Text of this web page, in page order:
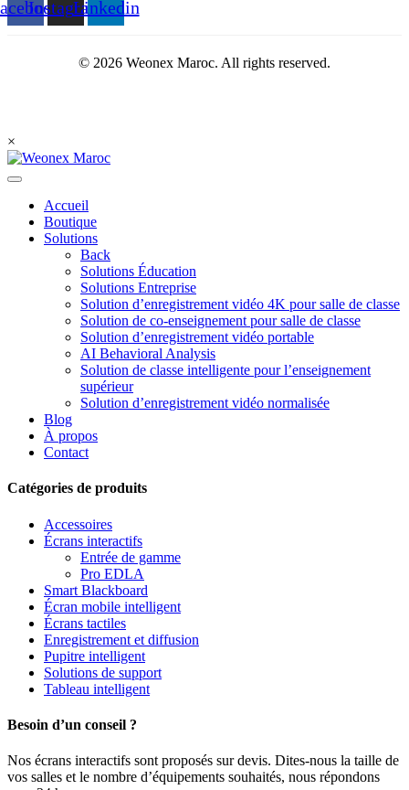
InstagramLinkedin
© 2026 Weonex Maroc. All rights reserved.
×
Accueil
Boutique
Solutions
Back
Solutions Éducation
Solutions Entreprise
Solution d’enregistrement vidéo 4K pour salle de classe
Solution de co-enseignement pour salle de classe
Solution d’enregistrement vidéo portable
AI Behavioral Analysis
Solution de classe intelligente pour l’enseignement
supérieur
Solution d’enregistrement vidéo normalisée
Blog
À propos
Contact
Catégories de produits
Accessoires
Écrans interactifs
Entrée de gamme
Pro EDLA
Smart Blackboard
Écran mobile intelligent
Écrans tactiles
Enregistrement et diffusion
Pupitre intelligent
Solutions de support
Tableau intelligent
Besoin d’un conseil ?
Nos écrans interactifs sont proposés sur devis. Dites-nous la taille de
vos salles et le nombre d’équipements souhaités, nous répondons